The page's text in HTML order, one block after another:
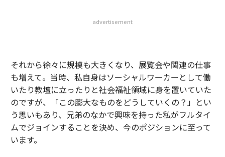
advertisement
それから徐々に規模も大きくなり、展覧会や関連の仕事
も増えて。当時、私自身はソーシャルワーカーとして働
いたり教壇に立ったりと社会福祉領域に身を置いていた
のですが、「この膨大なものをどうしていくの？」とい
う思いもあり、兄弟のなかで興味を持った私がフルタイ
ムでジョインすることを決め、今のポジションに至って
います。